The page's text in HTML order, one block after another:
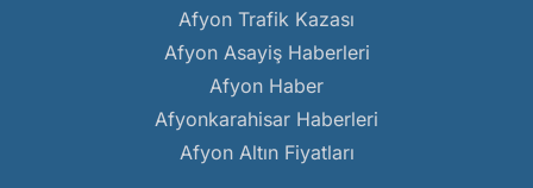
Afyon Trafik Kazası
Afyon Asayiş Haberleri
Afyon Haber
Afyonkarahisar Haberleri
Afyon Altın Fiyatları